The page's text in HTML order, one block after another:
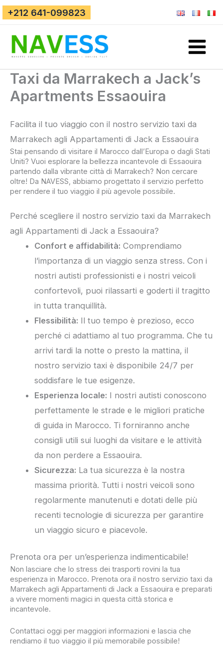
Vai
al
contenuto
+212 641-099823
Taxi da Marrakech a Jack’s
Apartments Essaouira
Facilita il tuo viaggio con il nostro servizio taxi da
Marrakech agli Appartamenti di Jack a Essaouira
Stai pensando di visitare il Marocco dall’Europa o dagli Stati
Uniti? Vuoi esplorare la bellezza incantevole di Essaouira
partendo dalla vibrante città di Marrakech? Non cercare
oltre! Da NAVESS, abbiamo progettato il servizio perfetto
per rendere il tuo viaggio il più agevole possibile.
Perché scegliere il nostro servizio taxi da Marrakech
agli Appartamenti di Jack a Essaouira?
Confort e affidabilità: Comprendiamo
l’importanza di un viaggio senza stress. Con i
nostri autisti professionisti e i nostri veicoli
confortevoli, puoi rilassarti e goderti il tragitto
in tutta tranquillità.
Flessibilità: Il tuo tempo è prezioso, ecco
perché ci adattiamo al tuo programma. Che tu
arrivi tardi la notte o presto la mattina, il
nostro servizio taxi è disponibile 24/7 per
soddisfare le tue esigenze.
Esperienza locale: I nostri autisti conoscono
perfettamente le strade e le migliori pratiche
di guida in Marocco. Ti forniranno anche
consigli utili sui luoghi da visitare e le attività
da non perdere a Essaouira.
Sicurezza: La tua sicurezza è la nostra
massima priorità. Tutti i nostri veicoli sono
regolarmente manutenuti e dotati delle più
recenti tecnologie di sicurezza per garantire
un viaggio sicuro e piacevole.
Prenota ora per un’esperienza indimenticabile!
Non lasciare che lo stress dei trasporti rovini la tua
esperienza in Marocco. Prenota ora il nostro servizio taxi da
Marrakech agli Appartamenti di Jack a Essaouira e preparati
a vivere momenti magici in questa città storica e
incantevole.
Contattaci oggi per maggiori informazioni e lascia che
rendiamo il tuo viaggio il più memorabile possibile!